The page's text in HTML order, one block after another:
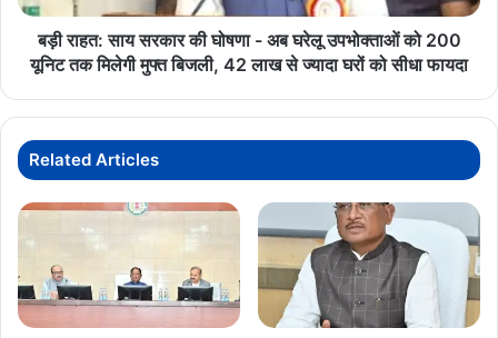
FIR
घरेलू
उपभोक्ताओं
को
मिलेगी
मुफ्त
बिजली,
लाख
ज्यादा
घरों
बड़ी राहत: साय सरकार की घोषणा - अब घरेलू उपभोक्ताओं को 200
यूनिट तक मिलेगी मुफ्त बिजली, 42 लाख से ज्यादा घरों को सीधा फायदा
Related Articles